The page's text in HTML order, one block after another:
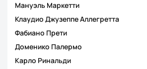
Мануэль Маркетти
Клаудио Джузеппе Аллегретта
Фабиано Прети
Доменико Палермо
Карло Ринальди